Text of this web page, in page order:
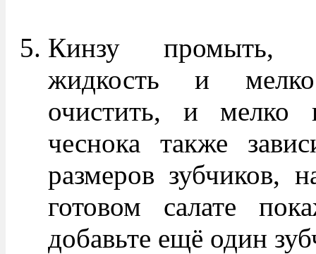
Кинзу промыть,
жидкость и
очистить, и мелко
чеснока также
размеров зубчиков,
готовом салате
добавьте ещё один